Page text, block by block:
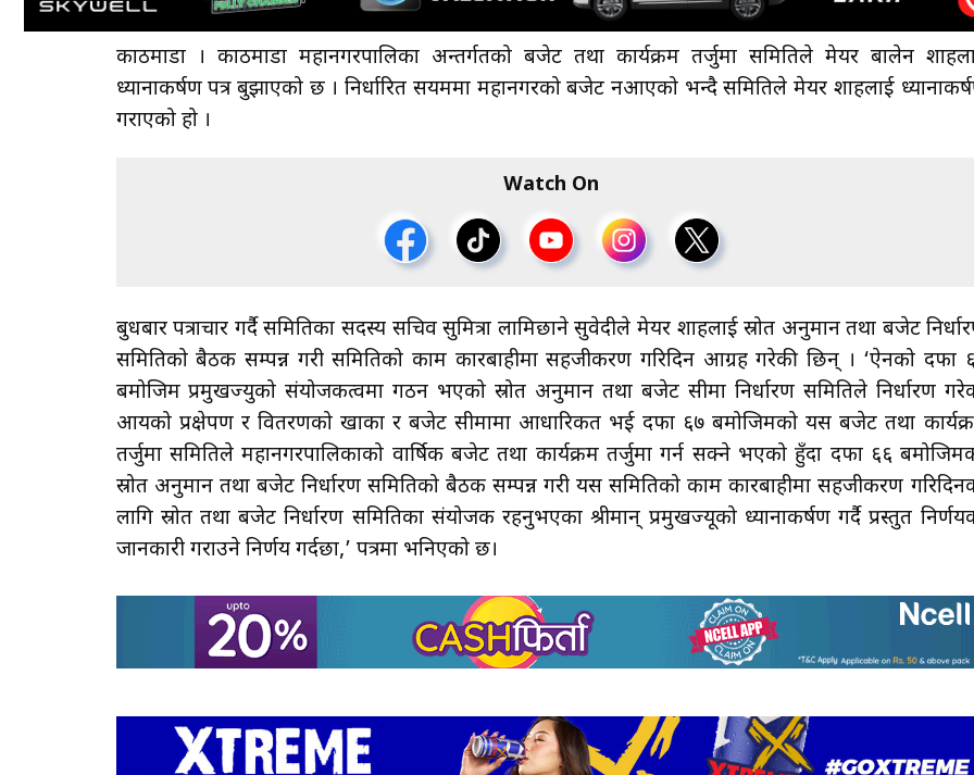
काठमाडौँ । काठमाडौँ महानगरपालिका अन्तर्गतको बजेट तथा कार्यक्रम तर्जुमा समितिले मेयर बालेन
ध्यानाकर्षण पत्र बुझाएको छ । निर्धारित सयममा महानगरको बजेट नआएको भन्दै समितिले मेयर शाहलाई
गराएको हो ।
Watch On
बुधबार पत्राचार गर्दै समितिका सदस्य सचिव सुमित्रा लामिछाने सुवेदीले मेयर शाहलाई स्रोत अनुमान तथा बजेट
समितिको बैठक सम्पन्न गरी समितिको काम कारबाहीमा सहजीकरण गरिदिन आग्रह गरेकी छिन् । ‘ऐनको दफा
बमोजिम प्रमुखज्युको संयोजकत्वमा गठन भएको स्रोत अनुमान तथा बजेट सीमा निर्धारण समितिले निर्धारण
आयको प्रक्षेपण र वितरणको खाका र बजेट सीमामा आधारिकत भई दफा ६७ बमोजिमको यस बजेट तथा
तर्जुमा समितिले महानगरपालिकाको वार्षिक बजेट तथा कार्यक्रम तर्जुमा गर्न सक्ने भएको हुँदा दफा ६६
स्रोत अनुमान तथा बजेट निर्धारण समितिको बैठक सम्पन्न गरी यस समितिको काम कारबाहीमा सहजीकरण
लागि स्रोत तथा बजेट निर्धारण समितिका संयोजक रहनुभएका श्रीमान् प्रमुखज्यूको ध्यानाकर्षण गर्दै प्रस्तुत
जानकारी गराउने निर्णय गर्दछौँ,’ पत्रमा भनिएको छ।